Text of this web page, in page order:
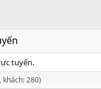
tuyến.
khách: 280)